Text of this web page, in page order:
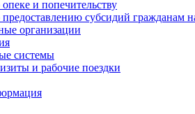
и попечительству
предоставлению субсидий гражданам
организации
системы
и рабочие поездки